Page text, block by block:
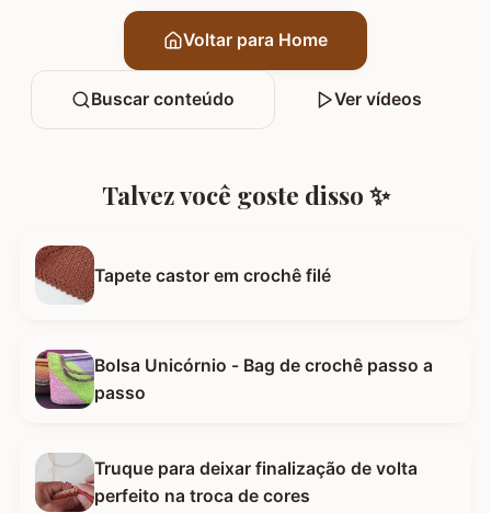
Voltar para Home
Buscar conteúdo Ver vídeos
Talvez você goste disso ✨
Tapete castor em crochê filé
Bolsa Unicórnio - Bag de crochê passo a
passo
Truque para deixar finalização de volta
perfeito na troca de cores